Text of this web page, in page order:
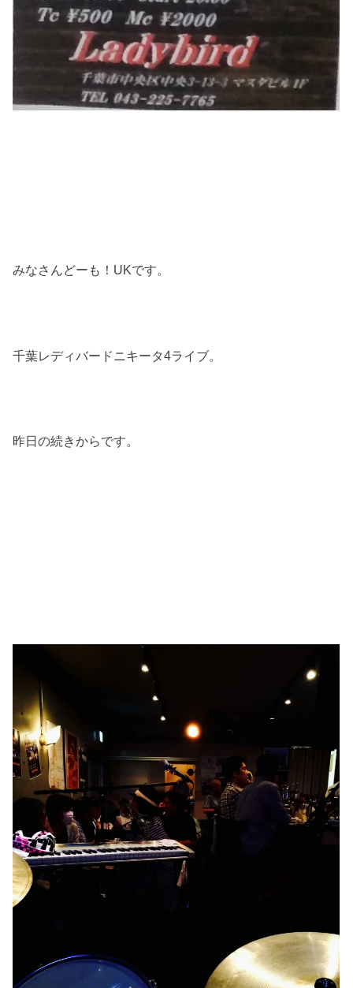
みなさんどーも！UKです。
千葉レディバードニキータ4ライブ。
昨日の続きからです。